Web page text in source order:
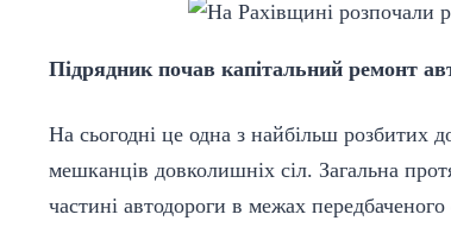
Підрядник почав капітальний ремонт
На сьогодні це одна з найбільш розбитих
мешканців довколишніх сіл. Загальна
частині автодороги в межах